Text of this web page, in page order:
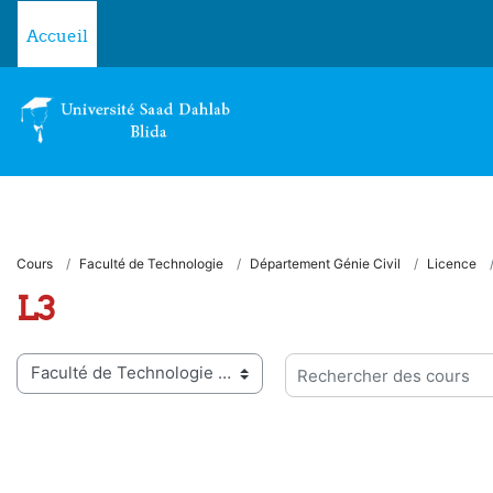
Accueil
Cours Faculté de Technologie Département Génie Civil Licence
L3
de cours
Rechercher des cours